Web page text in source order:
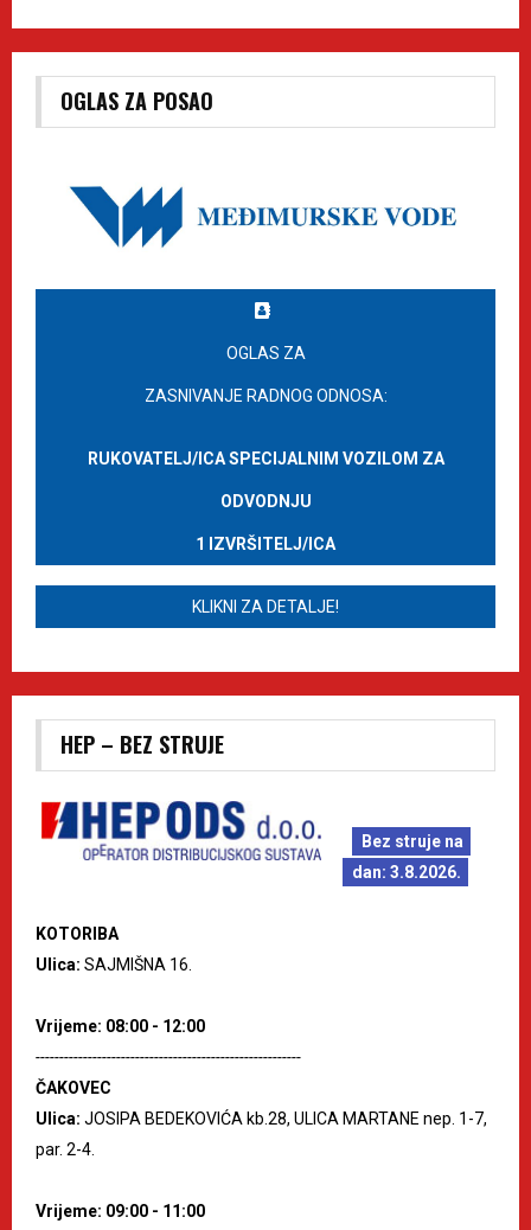
OGLAS ZA POSAO
OGLAS ZA
ZASNIVANJE RADNOG ODNOSA:
RUKOVATELJ/ICA SPECIJALNIM VOZILOM ZA
ODVODNJU
1 IZVRŠITELJ/ICA
KLIKNI ZA DETALJE!
HEP – BEZ STRUJE
Bez struje na
dan: 3.8.2026.
KOTORIBA
Ulica: SAJMIŠNA 16.
Vrijeme: 08:00 - 12:00
--------------------------------------------------------
ČAKOVEC
Ulica: JOSIPA BEDEKOVIĆA kb.28, ULICA MARTANE nep. 1-7,
par. 2-4.
Vrijeme: 09:00 - 11:00